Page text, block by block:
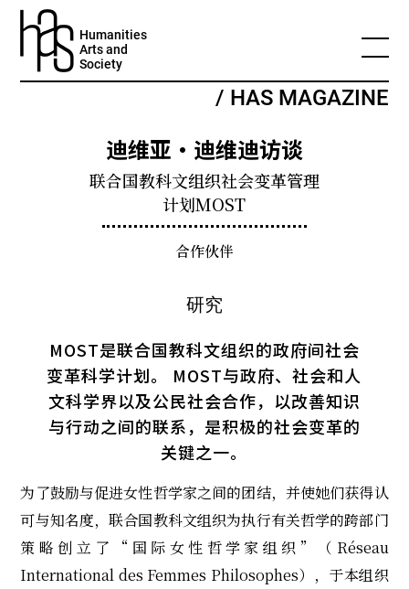
Humanities
Arts and
Society
/ HAS MAGAZINE
迪维亚・迪维迪访谈
联合国教科文组织社会变革管理
计划MOST
合作伙伴
MOST是联合国教科文组织的政府间社会
变革科学计划。 MOST与政府、社会和人
文科学界以及公民社会合作，以改善知识
与行动之间的联系，是积极的社会变革的
关键之一。
为了鼓励与促进女性哲学家之间的团结，并使她们获得认
可与知名度，联合国教科文组织为执行有关哲学的跨部门
策略创立了“国际女性哲学家组织”（Réseau
International des Femmes Philosophes），于本组织